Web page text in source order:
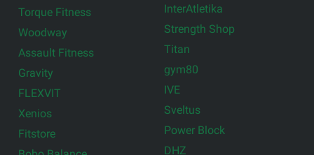
Torque Fitness
Woodway
Assault Fitness
Gravity
FLEXVIT
Xenios
Fitstore
InterAtletika
Strength Shop
Titan
gym80
IVE
Sveltus
Power Block
DHZ